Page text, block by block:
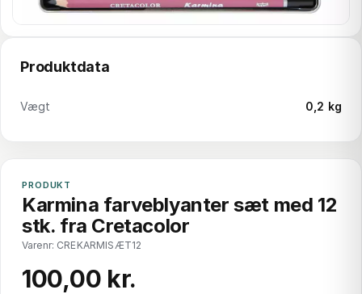
Produktdata
Vægt 0,2 kg
PRODUKT
Karmina farveblyanter sæt med 12
stk. fra Cretacolor
Varenr: CREKARMISÆT12
100,00 kr.